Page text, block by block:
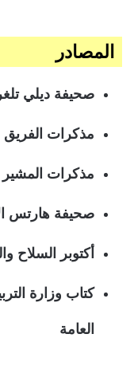
المصادر
صحيفة ديلي
مذكرات الفريق
مذكرات
صحيفة هارتس
أكتوبر
كتاب وزارة
العامة